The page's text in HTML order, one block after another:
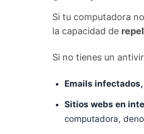
Si tu computadora
la capacidad de
Si no tienes un
Emails infectados,
Sitios webs en
computadora,